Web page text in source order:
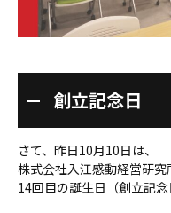
創立記念日
さて、昨日10月10日は、
株式会社入江感動経営研究
14回目の誕生日（創立記念